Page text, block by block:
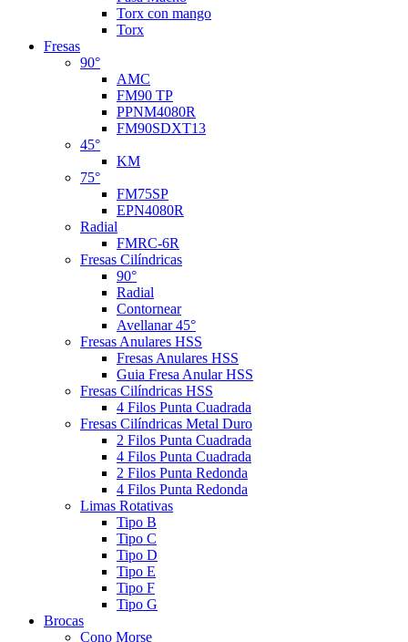
Torx con mango
Torx
Fresas
90°
AMC
FM90 TP
PPNM4080R
FM90SDXT13
45°
KM
75°
FM75SP
EPN4080R
Radial
FMRC-6R
Fresas Cilíndricas
90°
Radial
Contornear
Avellanar 45°
Fresas Anulares HSS
Fresas Anulares HSS
Guia Fresa Anular HSS
Fresas Cilíndricas HSS
4 Filos Punta Cuadrada
Fresas Cilíndricas Metal Duro
2 Filos Punta Cuadrada
4 Filos Punta Cuadrada
2 Filos Punta Redonda
4 Filos Punta Redonda
Limas Rotativas
Tipo B
Tipo C
Tipo D
Tipo E
Tipo F
Tipo G
Brocas
Cono Morse